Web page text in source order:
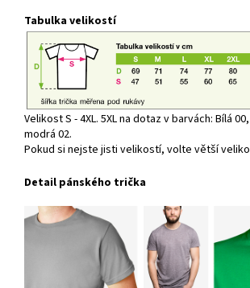
Tabulka velikostí
Velikost S - 4XL. 5XL na dotaz v barvách: Bílá
modrá 02.
Pokud si nejste jisti velikostí, volte větší
Detail pánského trička